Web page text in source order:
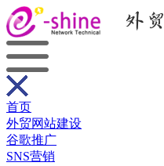
首页
外贸网站建设
谷歌推广
SNS营销